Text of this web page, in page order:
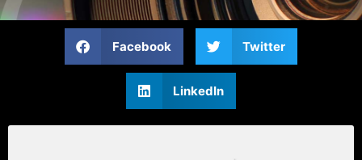
Facebook Twitter
LinkedIn